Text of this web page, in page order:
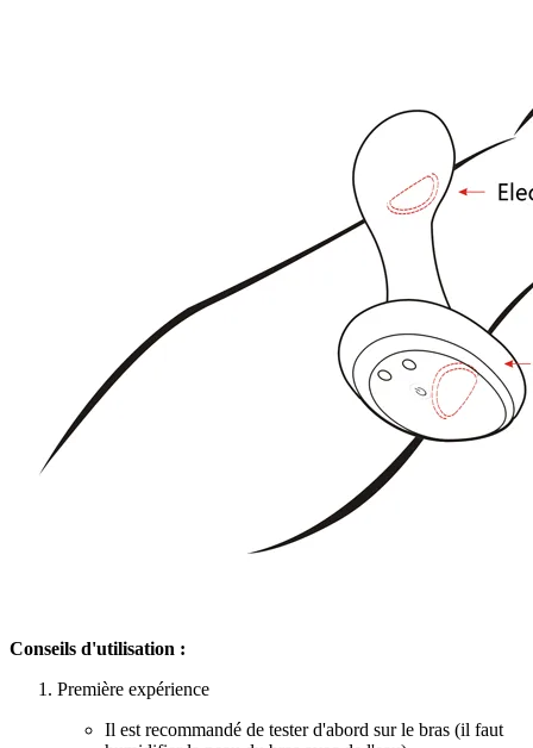
Conseils d'utilisation :
Première expérience
Il est recommandé de tester d'abord sur le bras (il faut